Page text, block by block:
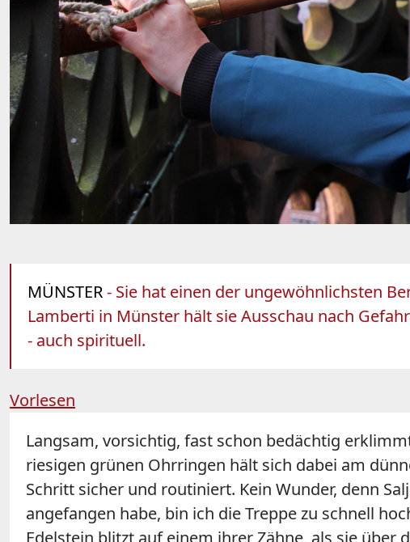
MÜNSTER- Sie hat einen der ungewöhnlichsten
Lamberti in Münster hält sie Ausschau nach
- auch spirituell.
Vorlesen
Langsam, vorsichtig, fast schon bedächtig
riesigen grünen Ohrringen hält sich dabei am
Schritt sicher und routiniert. Kein Wunder, denn
angefangen habe, bin ich die Treppe zu schnell
Edelstein blitzt auf einem ihrer Zähne, als sie